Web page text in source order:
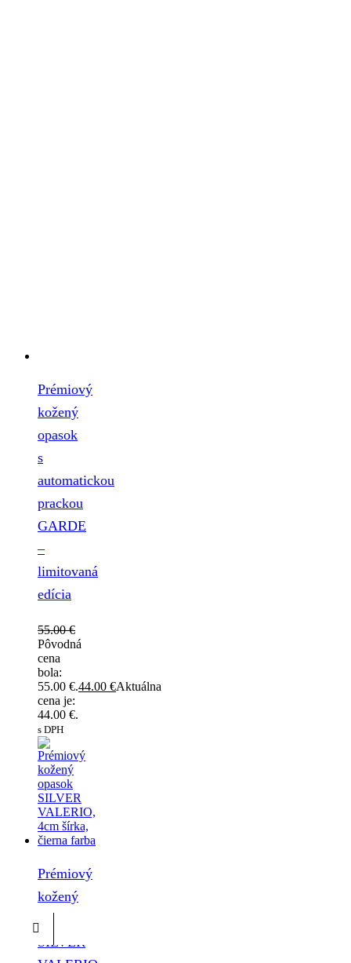
Prémiový
kožený
opasok
s
automatickou
prackou
GARDE
–
limitovaná
edícia
55.00€
Pôvodná
cena
bola:
55.00 €.44.00 €Aktuálna
cena je:
44.00 €.
s DPH
Prémiový
kožený
SILVER